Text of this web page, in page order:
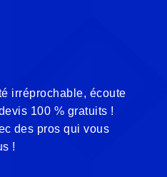
irréprochable, écoute
100 % gratuits !
des pros qui vous
!